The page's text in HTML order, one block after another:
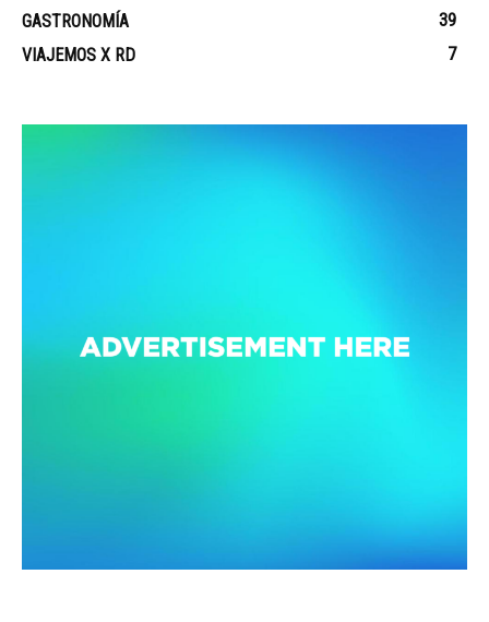
GASTRONOMÍA
39
VIAJEMOS X RD
7